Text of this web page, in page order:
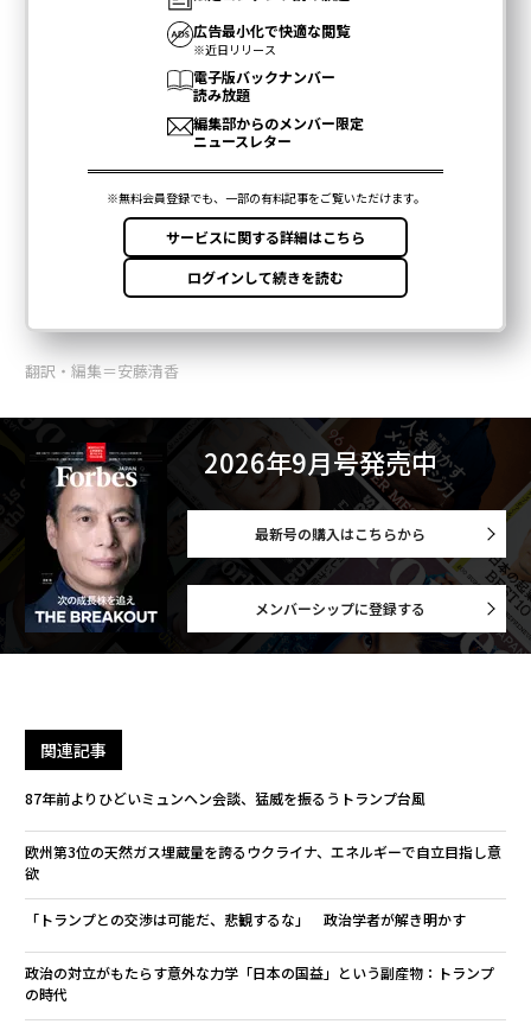
翻訳・編集＝安藤清香
2026年9月号発売中
最新号の購入はこちらから
メンバーシップに登録する
関連記事
87年前よりひどいミュンヘン会談、猛威を振るうトランプ台風
欧州第3位の天然ガス埋蔵量を誇るウクライナ、エネルギーで自立目指し意
欲
「トランプとの交渉は可能だ、悲観するな」 政治学者が解き明かす
政治の対立がもたらす意外な力学「日本の国益」という副産物：トランプ
の時代